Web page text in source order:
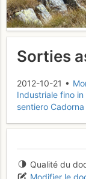
Sorties
2012-10-21 •
Industriale fino
sentiero Cadorna
Qualité du
Modifier le